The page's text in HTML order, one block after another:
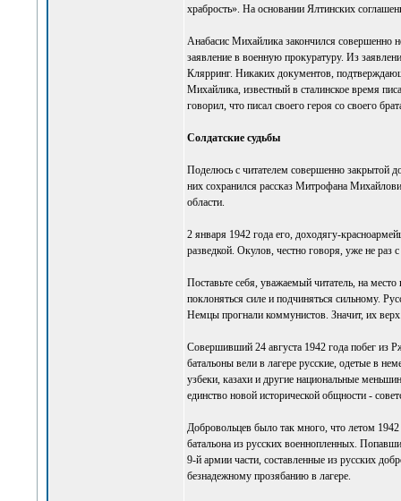
храбрость». На основании Ялтинских
Анабасис Михайлика закончился совершенно
заявление в военную прокуратуру. Из
Клярринг. Никаких документов,
Михайлика, известный в сталинское время
говорил, что писал своего героя со своего
Солдатские судьбы
Поделюсь с читателем совершенно закрытой
них сохранился рассказ Митрофана
области.
2 января 1942 года его, доходягу-
разведкой. Окулов, честно говоря, уже не раз
Поставьте себя, уважаемый читатель, на
поклоняться силе и подчиняться сильному.
Немцы прогнали коммунистов. Значит, их
Совершивший 24 августа 1942 года побег из
батальоны вели в лагере русские, одетые в
узбеки, казахи и другие национальные
единство новой исторической общности -
Добровольцев было так много, что летом
батальона из русских военнопленных.
9-й армии части, составленные из русских
безнадежному прозябанию в лагере.